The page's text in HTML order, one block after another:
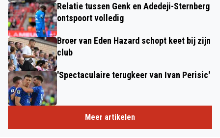
Relatie tussen Genk en Adedeji-Sternberg
ontspoort volledig
Broer van Eden Hazard schopt keet bij zijn
club
'Spectaculaire terugkeer van Ivan Perisic'
Meer artikelen